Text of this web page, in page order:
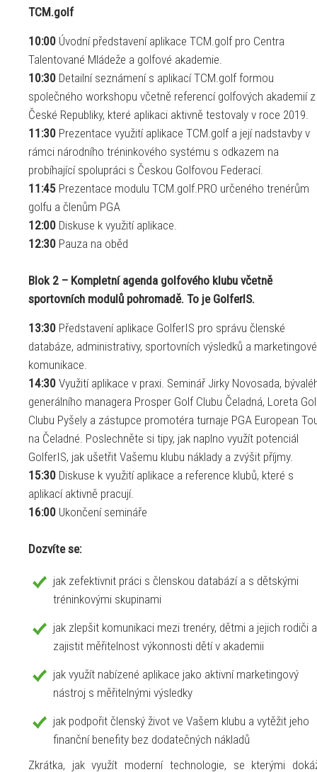
TCM.golf
10:00 Úvodní představení aplikace TCM.golf pro Centra
Talentované Mládeže a golfové akademie.
10:30 Detailní seznámení s aplikací TCM.golf formou
společného workshopu včetně referencí golfových akademií z
České Republiky, které aplikaci aktivně testovaly v roce 2019.
11:30 Prezentace využití aplikace TCM.golf a její nadstavby v
rámci národního tréninkového systému s odkazem na
probíhající spolupráci s Českou Golfovou Federací.
11:45 Prezentace modulu TCM.golf.PRO určeného trenérům
golfu a členům PGA
12:00 Diskuse k využití aplikace.
12:30 Pauza na oběd
Blok 2 – Kompletní agenda golfového klubu včetně
sportovních modulů pohromadě. To je GolferIS.
13:30 Představení aplikace GolferIS pro správu členské
databáze, administrativy, sportovních výsledků a marketingové
komunikace.
14:30 Využití aplikace v praxi. Seminář Jirky Novosada,
generálního managera Prosper Golf Clubu Čeladná, Loreta
Clubu Pyšely a zástupce promotéra turnaje PGA European
na Čeladné. Poslechněte si tipy, jak naplno využít potenciál
GolferIS, jak ušetřit Vašemu klubu náklady a zvýšit příjmy.
15:30 Diskuse k využití aplikace a reference klubů, které s
aplikací aktivně pracují.
16:00 Ukončení semináře
Dozvíte se:
jak zefektivnit práci s členskou databází a s dětskými
tréninkovými skupinami
jak zlepšit komunikaci mezi trenéry, dětmi a jejich rodiči a
zajistit měřitelnost výkonnosti dětí v akademii
jak využít nabízené aplikace jako aktivní marketingový
nástroj s měřitelnými výsledky
jak podpořit členský život ve Vašem klubu a vytěžit jeho
finanční benefity bez dodatečných nákladů
Zkrátka, jak využít moderní technologie, se kterými